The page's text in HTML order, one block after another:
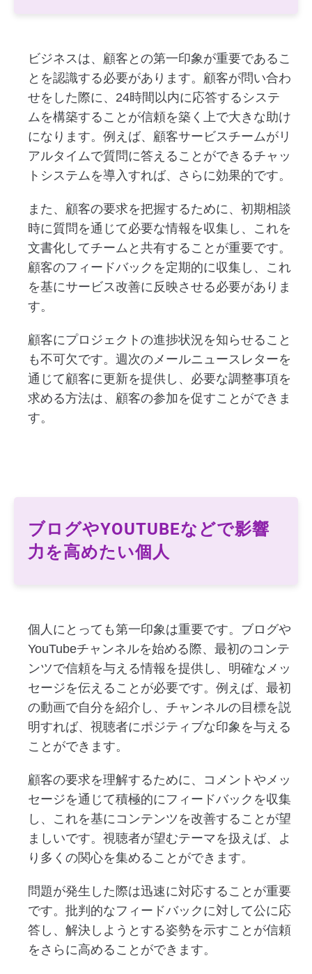
ビジネスは、顧客との第一印象が重要であるこ
とを認識する必要があります。顧客が問い合わ
せをした際に、24時間以内に応答するシステ
ムを構築することが信頼を築く上で大きな助け
になります。例えば、顧客サービスチームがリ
アルタイムで質問に答えることができるチャッ
トシステムを導入すれば、さらに効果的です。
また、顧客の要求を把握するために、初期相談
時に質問を通じて必要な情報を収集し、これを
文書化してチームと共有することが重要です。
顧客のフィードバックを定期的に収集し、これ
を基にサービス改善に反映させる必要がありま
す。
顧客にプロジェクトの進捗状況を知らせること
も不可欠です。週次のメールニュースレターを
通じて顧客に更新を提供し、必要な調整事項を
求める方法は、顧客の参加を促すことができま
す。
ブログやYOUTUBEなどで影響
力を高めたい個人
個人にとっても第一印象は重要です。ブログや
YouTubeチャンネルを始める際、最初のコンテ
ンツで信頼を与える情報を提供し、明確なメッ
セージを伝えることが必要です。例えば、最初
の動画で自分を紹介し、チャンネルの目標を説
明すれば、視聴者にポジティブな印象を与える
ことができます。
顧客の要求を理解するために、コメントやメッ
セージを通じて積極的にフィードバックを収集
し、これを基にコンテンツを改善することが望
ましいです。視聴者が望むテーマを扱えば、よ
り多くの関心を集めることができます。
問題が発生した際は迅速に対応することが重要
です。批判的なフィードバックに対して公に応
答し、解決しようとする姿勢を示すことが信頼
をさらに高めることができます。